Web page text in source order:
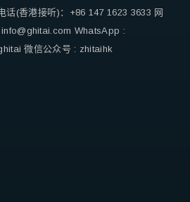
话(香港接听)：+86 147 1623 3633 网
info@ghitai.com WhatsApp :
微信公众号 : zhitaihk